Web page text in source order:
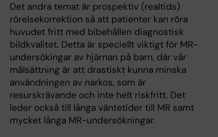
Det andra temat är prospektiv (realtids)
rörelsekorrektion så att patienter kan röra
huvudet fritt med bibehållen diagnostisk
bildkvalitet. Detta är speciellt viktigt för MR-
undersökingar av hjärnan på barn, där vår
målsättning är att drastiskt kunna minska
användningen av narkos, som är
resurskrävande och inte helt riskfritt. Det
leder också till långa väntetider till MR samt
mycket långa MR-undersökningar.